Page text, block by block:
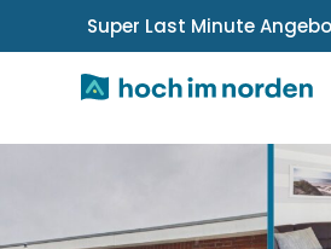
Super Last Minute